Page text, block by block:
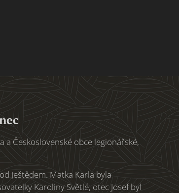
a Československé obce legionářské,
Ještědem. Matka Karla byla
Karoliny Světlé, otec Josef byl